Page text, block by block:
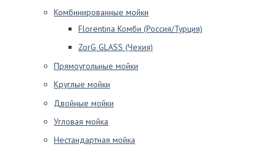
Комбинированные мойки
Florentina Комби (Россия/Турция)
ZorG GLASS (Чехия)
Прямоугольные мойки
Круглые мойки
Двойные мойки
Угловая мойка
Нестандартная мойка